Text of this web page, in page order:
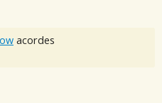
acordes